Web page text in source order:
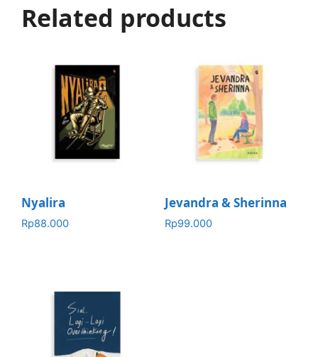
Related products
Nyalira
Rp88.000
Jevandra & Sherinna
Rp99.000